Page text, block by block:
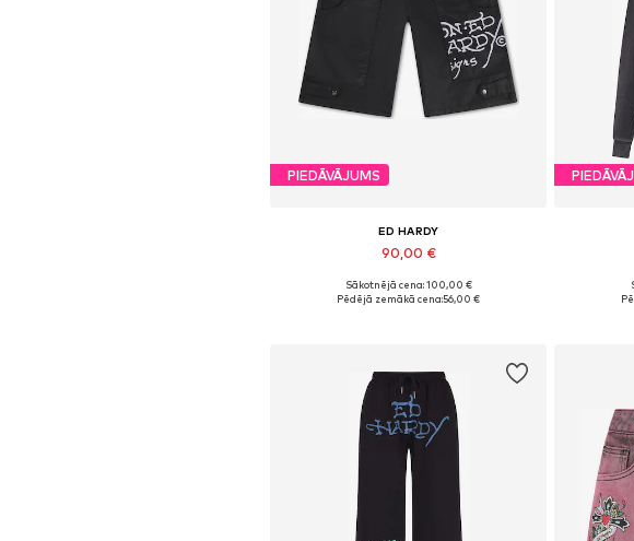
PIEDĀVĀJUMS
ED HARDY
90,00 €
Pieejamie izmēri: 25-26, 27-28, 29, 30-31
Sākotnējā cena: 100,00 €
Pēdējā zemākā cena:56,00 €